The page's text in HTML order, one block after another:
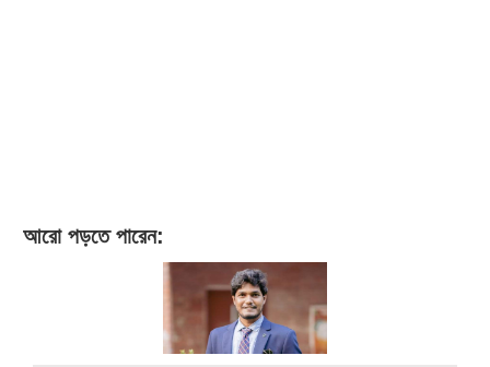
আরো পড়তে পারেন: